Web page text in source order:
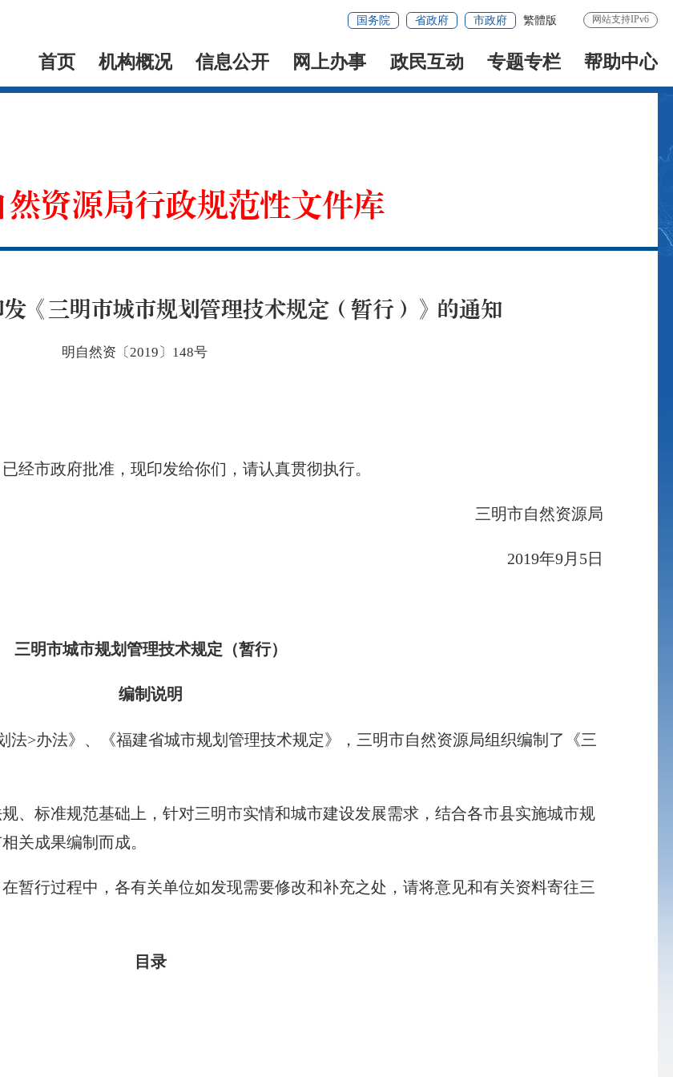
国务院 省政府 市政府 繁體版 网站支持IPv6
首页 机构概况 信息公开 网上办事 政民互动 专题专栏 帮助中心
然资源局行政规范性文件库
《三明市城市规划管理技术规定（暂行）》的通知
明自然资〔2019〕148号
市政府批准，现印发给你们，请认真贯彻执行。
三明市自然资源局
2019年9月5日
三明市城市规划管理技术规定（暂行）
编制说明
>办法》、《福建省城市规划管理技术规定》，三明市自然资源局组织编制了《三
标准规范基础上，针对三明市实情和城市建设发展需求，结合各市县实施城市规
关成果编制而成。
行过程中，各有关单位如发现需要修改和补充之处，请将意见和有关资料寄往三
目录